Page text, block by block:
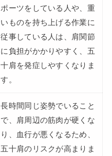
ポーツをしている人や、重
いものを持ち上げる作業に
従事している人は、肩関節
に負担がかかりやすく、五
十肩を発症しやすくなりま
す。
長時間同じ姿勢でいること
で、肩周辺の筋肉が硬くな
り、血行が悪くなるため、
五十肩のリスクが高まりま